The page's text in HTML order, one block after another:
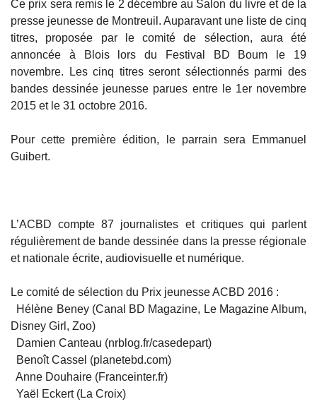
Ce prix sera remis le 2 décembre au Salon du livre et de la
presse jeunesse de Montreuil. Auparavant une liste de cinq
titres, proposée par le comité de sélection, aura été
annoncée à Blois lors du Festival BD Boum le 19
novembre. Les cinq titres seront sélectionnés parmi des
bandes dessinée jeunesse parues entre le 1er novembre
2015 et le 31 octobre 2016.
Pour cette première édition, le parrain sera Emmanuel
Guibert.
L’ACBD compte 87 journalistes et critiques qui parlent
régulièrement de bande dessinée dans la presse régionale
et nationale écrite, audiovisuelle et numérique.
Le comité de sélection du Prix jeunesse ACBD 2016 :
Hélène Beney (Canal BD Magazine, Le Magazine Album,
Disney Girl, Zoo)
Damien Canteau (nrblog.fr/casedepart)
Benoît Cassel (planetebd.com)
Anne Douhaire (Franceinter.fr)
Yaël Eckert (La Croix)